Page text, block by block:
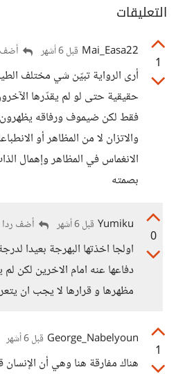
التعليقات
1
Mai_Easa22 قبل 6 أشهر أضف
أرى الرواية تبيّن شي مختلف
حقيقية حتى لو لم يقدّرها
فقط لكن ضيموف ورفاقه يظهرون
والاتزان لا من المظاهر أو
الانغماس في المظاهر وإهمال
بصمته
0
Yumiku قبل 6 أشهر أضف ردا
اولجا اخذتها البهرجة بعيدا
دفاعها عنه امام الاخرين لكن
مظهرها و قرارها لا يجب ان
1
George_Nabelyoun قبل 6 أشهر
هناك مفارقة هنا وهي أن